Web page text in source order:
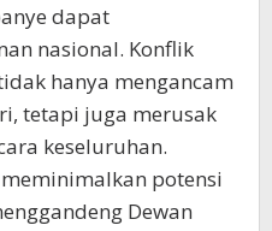
dapat
nasional. Konflik
hanya mengancam
tetapi juga merusak
keseluruhan.
potensi
Dewan